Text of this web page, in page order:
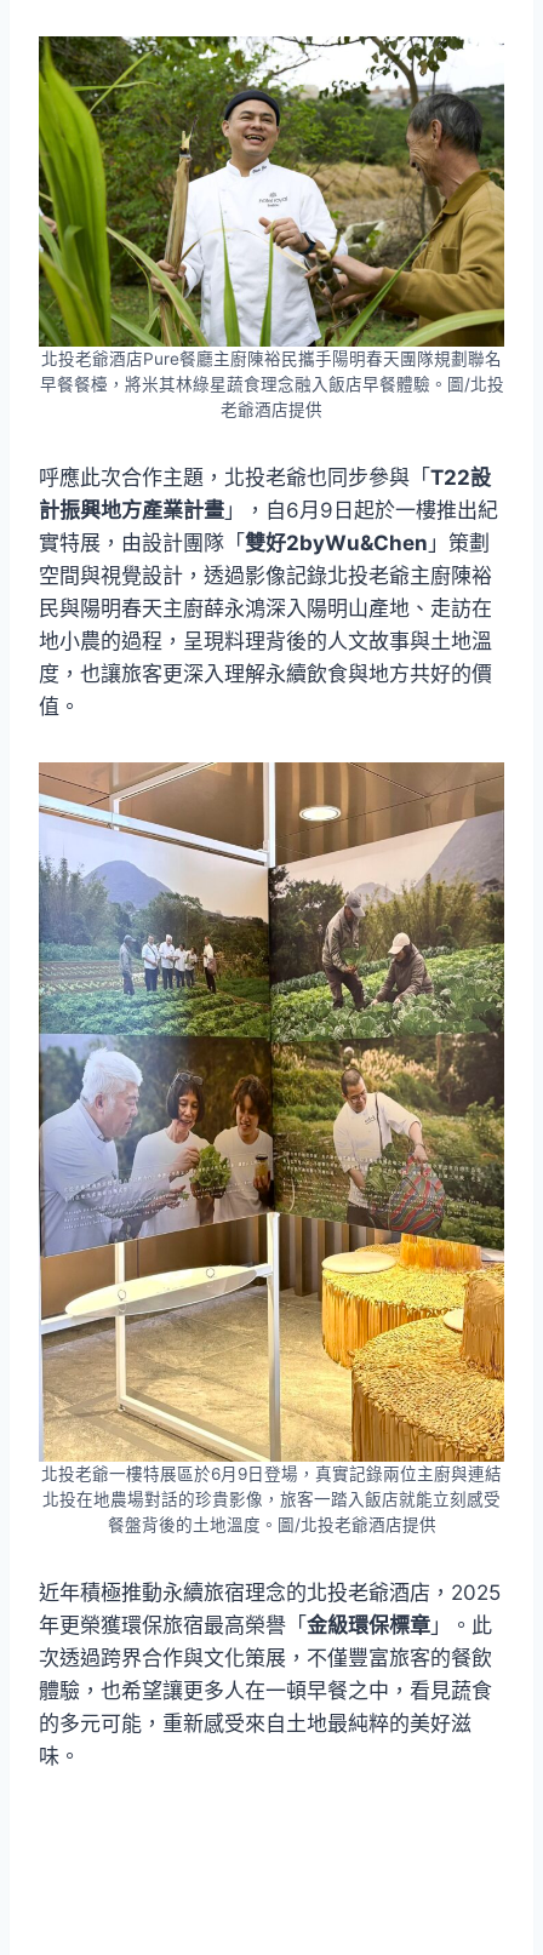
北投老爺酒店Pure餐廳主廚陳裕民攜手陽明春天團隊規劃聯名
早餐餐檯，將米其林綠星蔬食理念融入飯店早餐體驗。圖/北投
老爺酒店提供
呼應此次合作主題，北投老爺也同步參與「 T22設
計振興地方產業計畫 」，自6月9日起於一樓推出紀
實特展，由設計團隊「 雙好2byWu&Chen 」策劃
空間與視覺設計，透過影像記錄北投老爺主廚陳裕
民與陽明春天主廚薛永鴻深入陽明山產地、走訪在
地小農的過程，呈現料理背後的人文故事與土地溫
度，也讓旅客更深入理解永續飲食與地方共好的價
值。
北投老爺一樓特展區於6月9日登場，真實記錄兩位主廚與連結
北投在地農場對話的珍貴影像，旅客一踏入飯店就能立刻感受
餐盤背後的土地溫度。圖/北投老爺酒店提供
近年積極推動永續旅宿理念的北投老爺酒店，2025
年更榮獲環保旅宿最高榮譽「 金級環保標章 」。此
次透過跨界合作與文化策展，不僅豐富旅客的餐飲
體驗，也希望讓更多人在一頓早餐之中，看見蔬食
的多元可能，重新感受來自土地最純粹的美好滋
味。